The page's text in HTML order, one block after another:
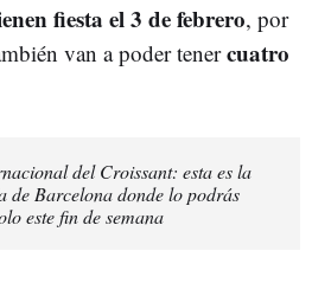
fiesta el 3 de febrero, por
van a poder tenercuatro
del Croissant: esta es la
de Barcelona donde lo podrás
este fin de semana